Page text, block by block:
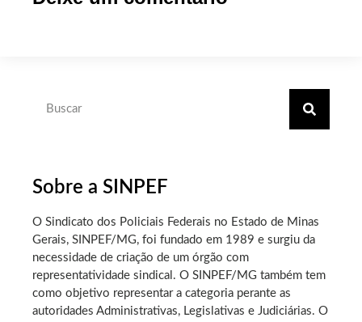
Sobre a SINPEF
O Sindicato dos Policiais Federais no Estado de Minas
Gerais, SINPEF/MG, foi fundado em 1989 e surgiu da
necessidade de criação de um órgão com
representatividade sindical. O SINPEF/MG também tem
como objetivo representar a categoria perante as
autoridades Administrativas, Legislativas e Judiciárias. O